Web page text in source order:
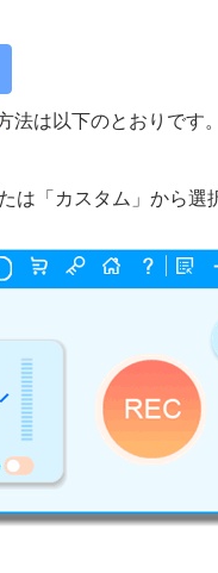
法は以下のとおりです。
「カスタム」から選